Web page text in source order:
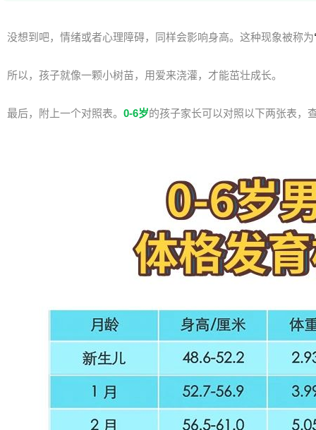
没想到吧，情绪或者心理障碍，同样会影响身高。这种现象被称为
所以，孩子就像一颗小树苗，用爱来浇灌，才能茁壮成长。
最后，附上一个对照表。 0-6岁的孩子家长可以对照以下两张表